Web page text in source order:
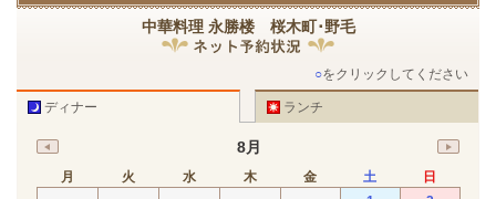
中華料理 永勝楼 桜木町･野毛
○をクリックしてください
ディナー ランチ
8月
月 火 水 木 金 土
日